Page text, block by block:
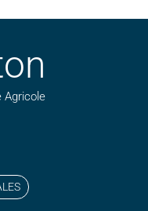
Agricole